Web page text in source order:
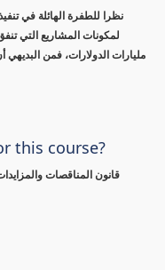
نظرا للطفرة الهائلة في
لمكونات المشاريع التي
مليارات الدولارات، فمن
this course?
قانون المناقصات